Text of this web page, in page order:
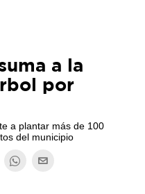
a la
por
a plantar más de 100
del municipio